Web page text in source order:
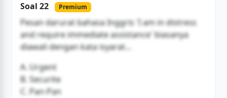
Buka Akses
Soal 22 Premium
Pesan darurat bahasa Inggris 'I am in distress
and require immediate assistance' biasanya
diawali dengan kata isyarat...
A. Urgent
B. Securite
C. Pan-Pan